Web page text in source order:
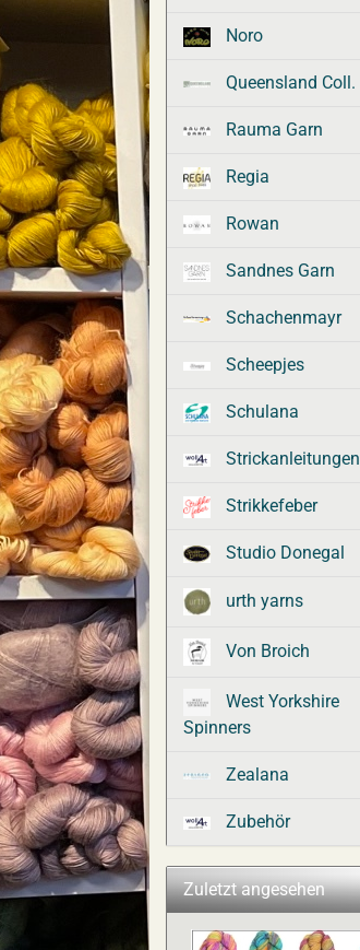
Noro
Queensland Coll.
Rauma Garn
Regia
Rowan
Sandnes Garn
Schachenmayr
Scheepjes
Schulana
Strickanleitungen
Strikkefeber
Studio Donegal
urth yarns
Von Broich
West Yorkshire
Spinners
Zealana
Zubehör
Zuletzt angesehen